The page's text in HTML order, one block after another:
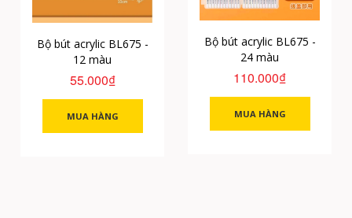
Bộ bút acrylic BL675 -
12 màu
55.000₫
MUA HÀNG
Bộ bút acrylic BL675 -
24 màu
110.000₫
MUA HÀNG